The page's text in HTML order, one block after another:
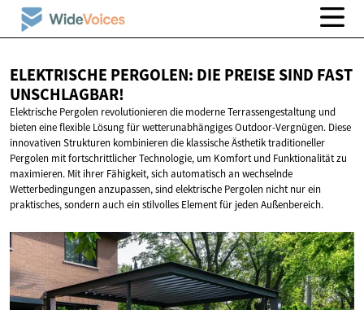
ELEKTRISCHE PERGOLEN: DIE PREISE SIND FAST
UNSCHLAGBAR!
Elektrische Pergolen revolutionieren die moderne Terrassengestaltung und
bieten eine flexible Lösung für wetterunabhängiges Outdoor-Vergnügen. Diese
innovativen Strukturen kombinieren die klassische Ästhetik traditioneller
Pergolen mit fortschrittlicher Technologie, um Komfort und Funktionalität zu
maximieren. Mit ihrer Fähigkeit, sich automatisch an wechselnde
Wetterbedingungen anzupassen, sind elektrische Pergolen nicht nur ein
praktisches, sondern auch ein stilvolles Element für jeden Außenbereich.